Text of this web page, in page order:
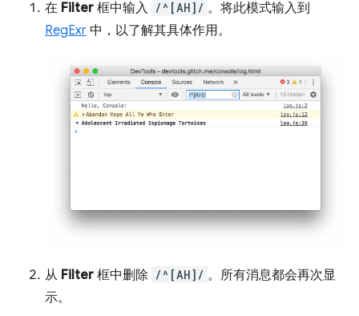
在 Filter 框中输入 /^[AH]/ 。将此模式输入到
RegExr 中，以了解其具体作用。
从 Filter 框中删除 /^[AH]/ 。所有消息都会再次显
示。